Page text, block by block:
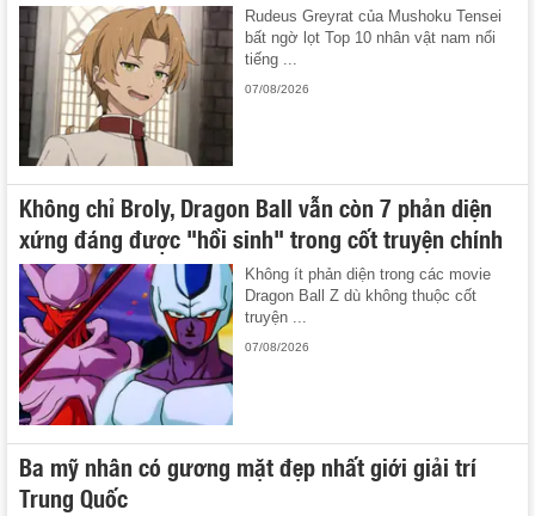
Rudeus Greyrat của Mushoku Tensei
bất ngờ lọt Top 10 nhân vật nam nổi
tiếng ...
07/08/2026
Không chỉ Broly, Dragon Ball vẫn còn 7 phản diện
xứng đáng được "hồi sinh" trong cốt truyện chính
Không ít phản diện trong các movie
Dragon Ball Z dù không thuộc cốt
truyện ...
07/08/2026
Ba mỹ nhân có gương mặt đẹp nhất giới giải trí
Trung Quốc